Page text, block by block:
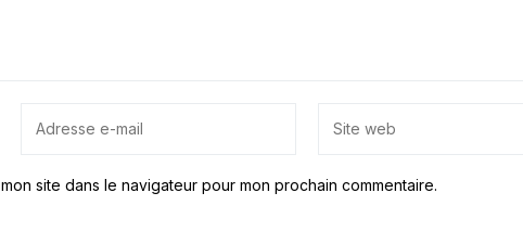
site dans le navigateur pour mon prochain commentaire.